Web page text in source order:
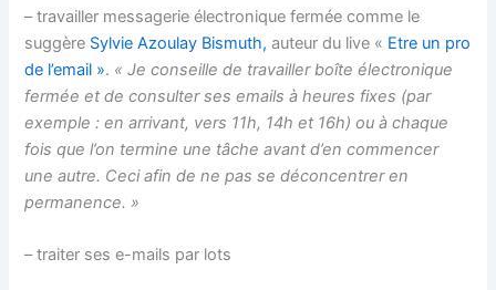
– travailler messagerie électronique fermée comme le
suggère Sylvie Azoulay Bismuth,auteur du live « Etre un pro
de l’email ». « Je conseille de travailler boîte électronique
fermée et de consulter ses emails à heures fixes (par
exemple : en arrivant, vers 11h, 14h et 16h) ou à chaque
fois que l’on termine une tâche avant d’en commencer
une autre. Ceci afin de ne pas se déconcentrer en
permanence. »
– traiter ses e-mails par lots